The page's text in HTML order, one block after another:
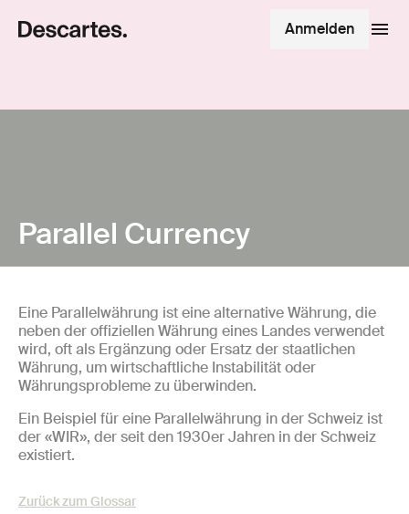
Anmelden
Parallel Currency
Eine Parallelwährung ist eine alternative Währung, die
neben der offiziellen Währung eines Landes verwendet
wird, oft als Ergänzung oder Ersatz der staatlichen
Währung, um wirtschaftliche Instabilität oder
Währungsprobleme zu überwinden.
Ein Beispiel für eine Parallelwährung in der Schweiz ist
der «WIR», der seit den 1930er Jahren in der Schweiz
existiert.
Zurück zum Glossar